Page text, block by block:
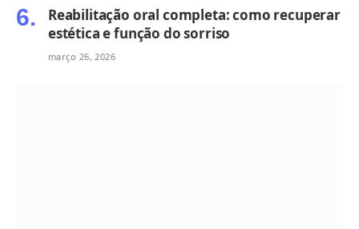
Reabilitação oral completa: como recuperar
estética e função do sorriso
março 26, 2026